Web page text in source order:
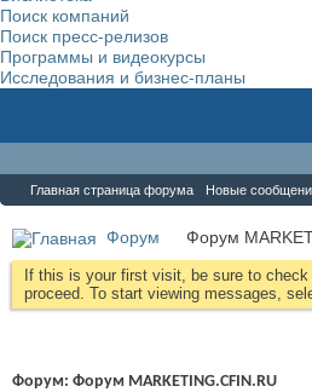
Поиск компаний
Поиск пресс-релизов
Программы и видеокурсы
Исследования и бизнес-планы
Главная страница форума Новые
Форум Форум
If this is your first visit, be sure to check
proceed. To start viewing messages,
Форум: Форум MARKETING.CFIN.RU